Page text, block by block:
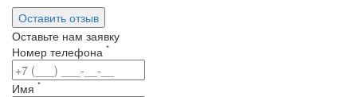
Оставить отзыв
Оставьте нам заявку
Номер телефона *
Имя *